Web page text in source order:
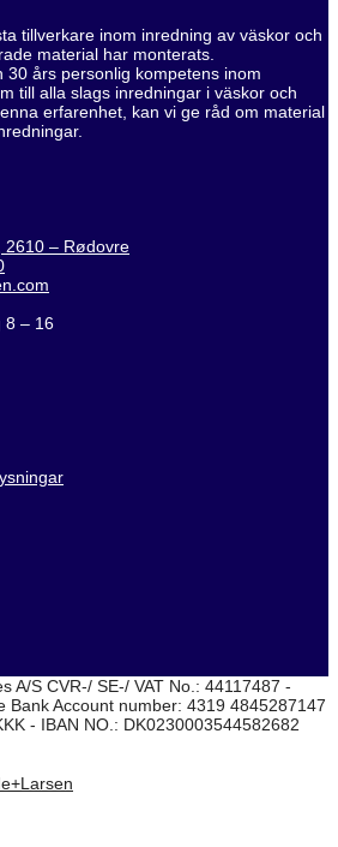
tillverkare inom inredning av väskor och
material har monterats.
30 års personlig kompetens inom
till alla slags inredningar i väskor och
erfarenhet, kan vi ge råd om material
2610 – Rødovre
8 – 16
A/S CVR-/ SE-/ VAT No.: 44117487 -
Bank Account number: 4319 4845287147
- IBAN NO.: DK0230003544582682